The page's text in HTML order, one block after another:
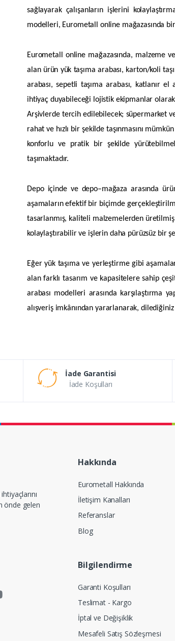
sağlayarak çalışanların işlerini
modelleri, Eurometall online mağazasında
Eurometall online mağazasında, malzeme
alan ürün yük taşıma arabası, karton/koli
arabası, sepetli taşıma arabası, katlanır
ihtiyaç duyabileceği lojistik ekipmanlar olarak
Arşivlerde tercih edilebilecek; süpermarket
rahat ve hızlı bir şekilde taşınmasını
konforlu ve pratik bir şekilde
taşımaktadır.
Depo içinde ve depo–mağaza arasında
aşamaların efektif bir biçimde
tasarlanmış, kaliteli malzemelerden üretilmiş
kolaylaştırabilir ve işlerin daha pürüzsüz bir
Eğer yük taşıma ve yerleştirme gibi
alan farklı tasarım ve kapasitelere sahip
arabası modelleri arasında karşılaştırma
alışveriş imkânından yararlanarak,
İade Garantisi
İade Koşulları
önde gelen
Hakkında
Eurometall Hakkında
İletişim Kanalları
Referanslar
Blog
Bilgilendirme
Garanti Koşulları
Teslimat - Kargo
İptal ve Değişiklik
Mesafeli Satış Sözleşmesi